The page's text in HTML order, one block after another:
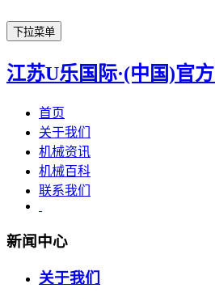
下拉菜单
江苏U乐国际·(中国)官
首页
关于我们
机械资讯
机械百科
联系我们
新闻中心
关于我们